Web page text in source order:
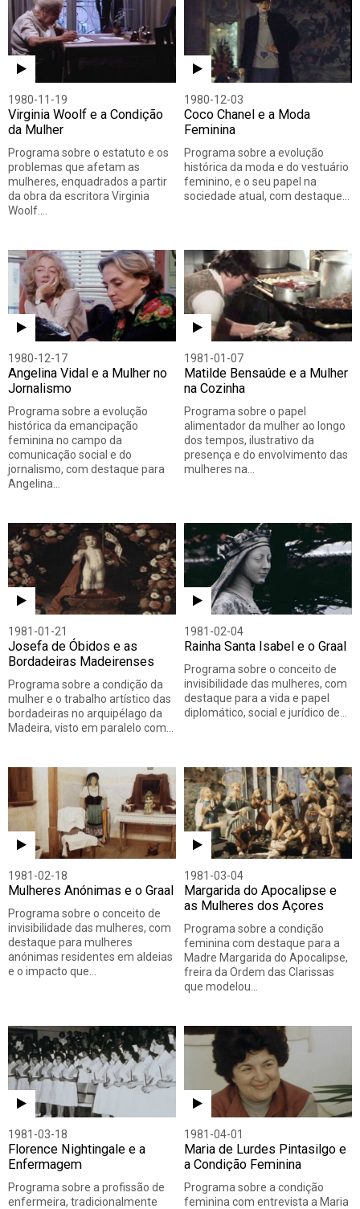
1980-11-19
Virginia Woolf e a Condição
da Mulher
Programa sobre o estatuto e os
problemas que afetam as
mulheres, enquadrados a partir
da obra da escritora Virginia
Woolf.…
1980-12-03
Coco Chanel e a Moda
Feminina
Programa sobre a evolução
histórica da moda e do vestuário
feminino, e o seu papel na
sociedade atual, com destaque…
1980-12-17
Angelina Vidal e a Mulher no
Jornalismo
Programa sobre a evolução
histórica da emancipação
feminina no campo da
comunicação social e do
jornalismo, com destaque para
Angelina…
1981-01-07
Matilde Bensaúde e a Mulher
na Cozinha
Programa sobre o papel
alimentador da mulher ao longo
dos tempos, ilustrativo da
presença e do envolvimento das
mulheres na…
1981-01-21
Josefa de Óbidos e as
Bordadeiras Madeirenses
Programa sobre a condição da
mulher e o trabalho artístico das
bordadeiras no arquipélago da
Madeira, visto em paralelo com…
1981-02-04
Rainha Santa Isabel e o Graal
Programa sobre o conceito de
invisibilidade das mulheres, com
destaque para a vida e papel
diplomático, social e jurídico de…
1981-02-18
Mulheres Anónimas e o Graal
Programa sobre o conceito de
invisibilidade das mulheres, com
destaque para mulheres
anónimas residentes em aldeias
e o impacto que…
1981-03-04
Margarida do Apocalipse e
as Mulheres dos Açores
Programa sobre a condição
feminina com destaque para a
Madre Margarida do Apocalipse,
freira da Ordem das Clarissas
que modelou…
1981-03-18
Florence Nightingale e a
Enfermagem
Programa sobre a profissão de
enfermeira, tradicionalmente
1981-04-01
Maria de Lurdes Pintasilgo e
a Condição Feminina
Programa sobre a condição
feminina com entrevista a Maria